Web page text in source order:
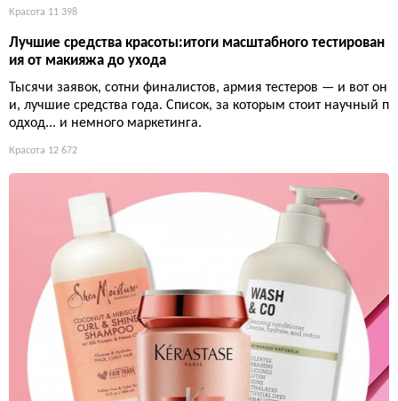
Красота 11 398
Лучшие средства красоты:итоги масштабного тестирован
ия от макияжа до ухода
Тысячи заявок, сотни финалистов, армия тестеров — и вот он
и, лучшие средства года. Список, за которым стоит научный п
одход... и немного маркетинга.
Красота 12 672